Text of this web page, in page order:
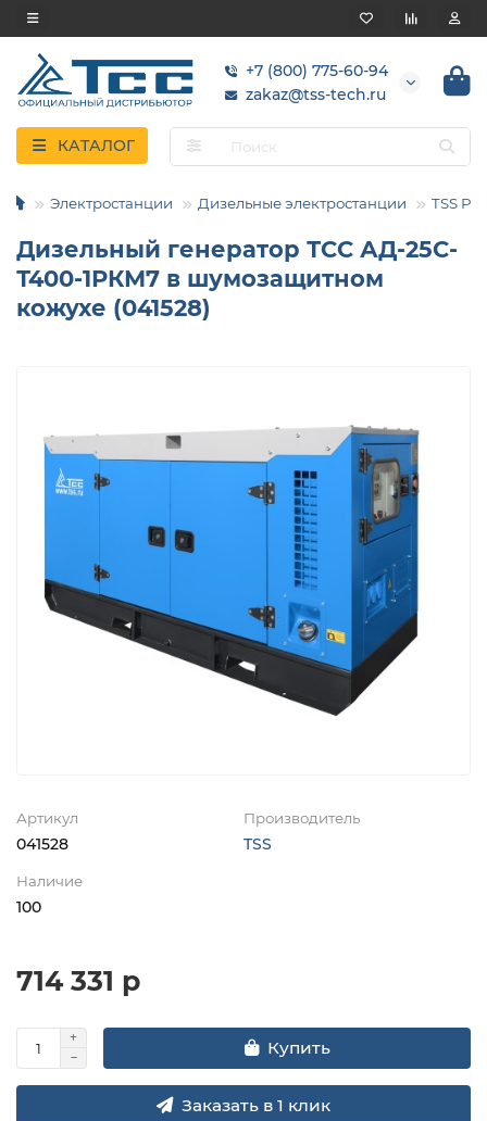
+7 (800) 775-60-94
zakaz@tss-tech.ru
КАТАЛОГ
Электростанции Дизельные электростанции TSS
Дизельный генератор ТСС АД-25С-
Т400-1РКМ7 в шумозащитном
кожухе (041528)
Артикул
041528
Производитель
TSS
Наличие
100
714 331 р
Купить
Заказать в 1 клик